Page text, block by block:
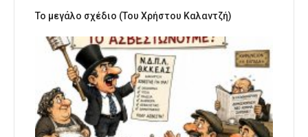
Το μεγάλο σχέδιο (Του Χρήστου Καλαντζή)